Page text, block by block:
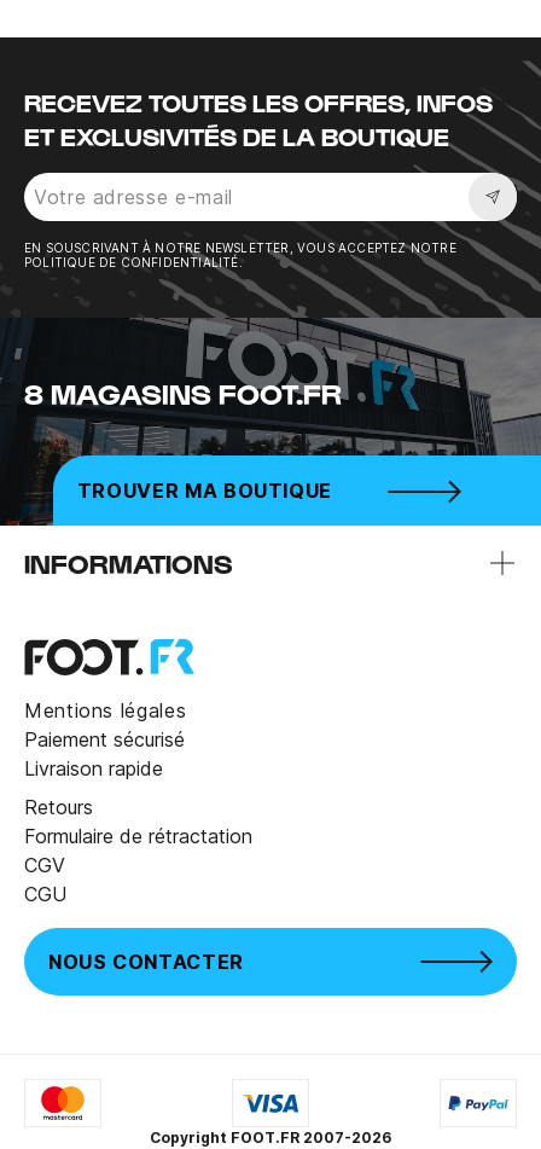
RECEVEZ TOUTES LES OFFRES, INFOS
ET EXCLUSIVITÉS DE LA BOUTIQUE
EN SOUSCRIVANT À NOTRE NEWSLETTER, VOUS ACCEPTEZ NOTRE
POLITIQUE DE CONFIDENTIALITÉ.
8 MAGASINS FOOT.FR
TROUVER MA BOUTIQUE
INFORMATIONS
Mentions légales
Paiement sécurisé
Livraison rapide
Retours
Formulaire de rétractation
CGV
CGU
NOUS CONTACTER
Copyright FOOT.FR 2007-2026